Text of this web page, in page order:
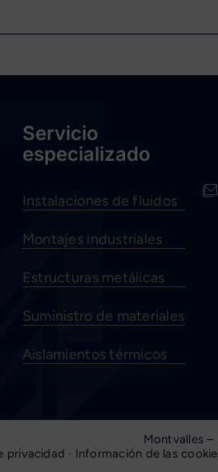
Servicio
especializado
Instalaciones de fluidos
Montajes industriales
Estructuras metálicas
Suministro de materiales
Aislamientos térmicos
Montvalles –
privacidad · Información de las